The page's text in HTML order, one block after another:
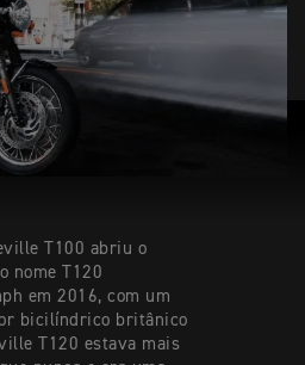
T100 abriu o
nome T120
em 2016, com um
bicilíndrico britânico
T120 estava mais